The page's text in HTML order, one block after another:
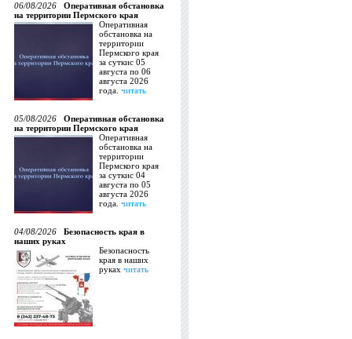
06/08/2026
Оперативная обстановка
на территории Пермского края
Оперативная
обстановка на
территории
Пермского края
за суткис 05
августа по 06
августа 2026
года. читать
05/08/2026
Оперативная обстановка
на территории Пермского края
Оперативная
обстановка на
территории
Пермского края
за суткис 04
августа по 05
августа 2026
года. читать
04/08/2026
Безопасность края в
наших руках
Безопасность
края в наших
руках читать